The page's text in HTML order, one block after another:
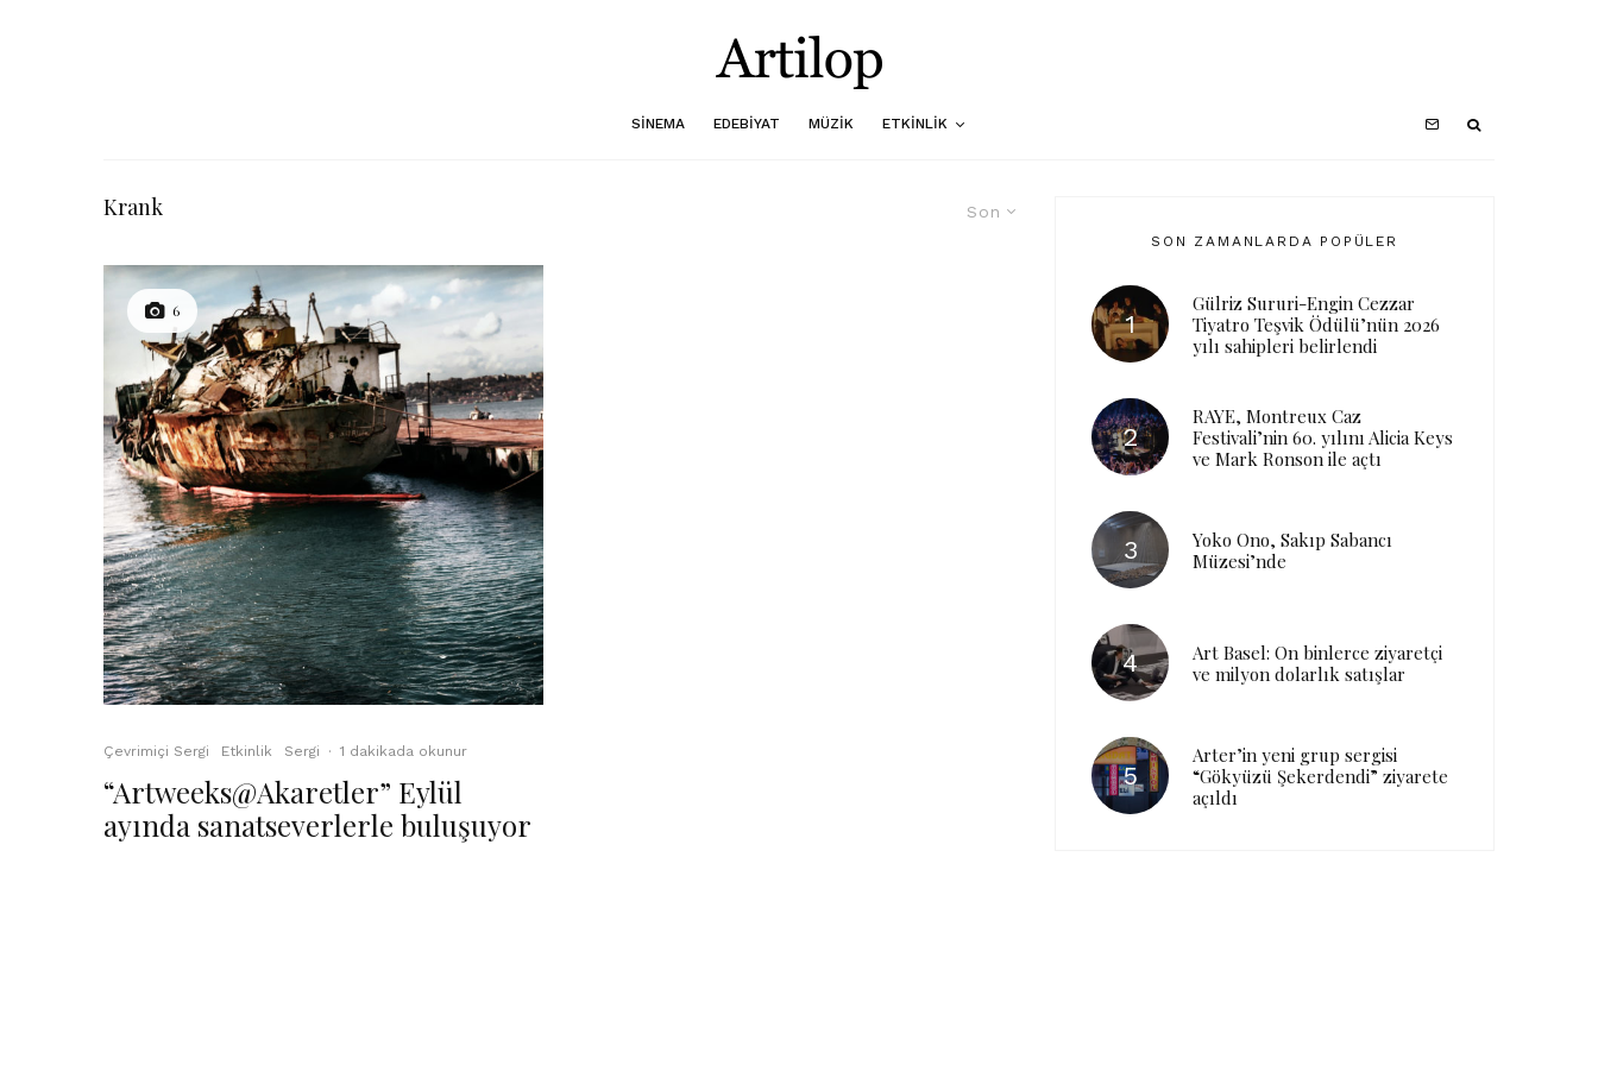
SINEMA EDEBIYAT MÜZIK ETKINLIK
Son
Krank
6
Çevrimiçi Sergi Etkinlik Sergi · 1 dakikada okunur
“Artweeks@Akaretler” Eylül
ayında sanatseverlerle buluşuyor
SON ZAMANLARDA POPÜLER
Gülriz Sururi-Engin Cezzar
Tiyatro Teşvik Ödülü’nün 2026
yılı sahipleri belirlendi
RAYE, Montreux Caz
Festivali’nin 60. yılını Alicia Keys
ve Mark Ronson ile açtı
Yoko Ono, Sakıp Sabancı
Müzesi’nde
Art Basel: On binlerce ziyaretçi
ve milyon dolarlık satışlar
Arter’in yeni grup sergisi
“Gökyüzü Şekerdendi” ziyarete
açıldı